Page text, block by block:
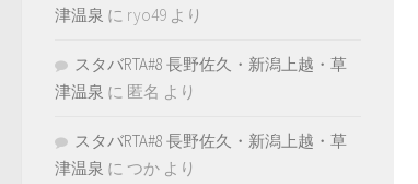
津温泉 に ryo49 より
スタバRTA#8 長野佐久・新潟上越・草
津温泉 に 匿名 より
スタバRTA#8 長野佐久・新潟上越・草
津温泉 に つか より